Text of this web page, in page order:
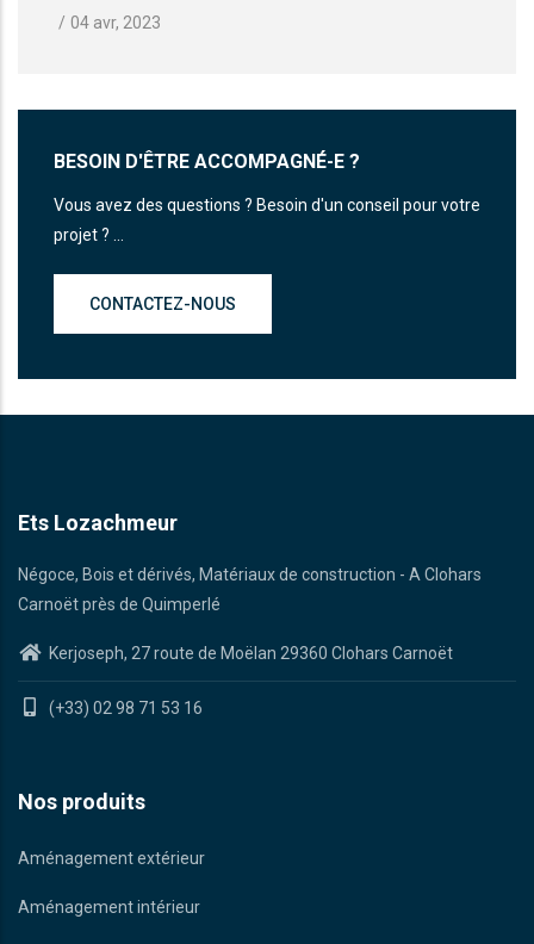
/ 04 avr, 2023
BESOIN D'ÊTRE ACCOMPAGNÉ-E ?
Vous avez des questions ? Besoin d'un conseil pour votre
projet ? ...
CONTACTEZ-NOUS
Ets Lozachmeur
Négoce, Bois et dérivés, Matériaux de construction - A Clohars
Carnoët près de Quimperlé
Kerjoseph, 27 route de Moëlan 29360 Clohars Carnoët
(+33) 02 98 71 53 16
Nos produits
Aménagement extérieur
Aménagement intérieur